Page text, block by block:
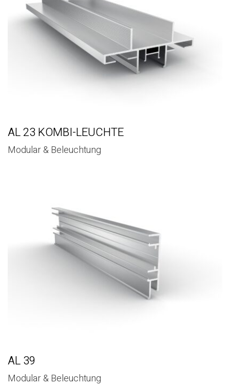
AL 23 KOMBI-LEUCHTE
Modular & Beleuchtung
AL 39
Modular & Beleuchtung